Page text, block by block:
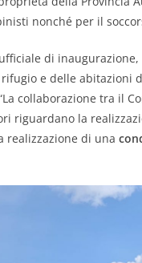
nonché per il
di
e delle abitazioni
collaborazione tra il
riguardano la
realizzazione di una